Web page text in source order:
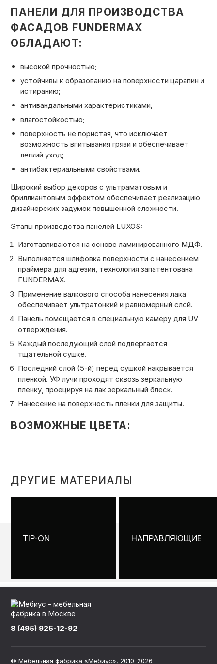
ПАНЕЛИ ДЛЯ ПРОИЗВОДСТВА
ФАСАДОВ FUNDERMAX
ОБЛАДАЮТ:
высокой прочностью;
устойчивы к образованию на поверхности царапин и
истиранию;
антивандальными характеристиками;
влагостойкостью;
поверхность не пористая, что исключает
возможность впитывания грязи и обеспечивает
легкий уход;
антибактериальными свойствами.
Широкий выбор декоров с ультраматовым и
бриллиантовым эффектом обеспечивает реализацию
дизайнерских задумок повышенной сложности.
Этапы производства панелей LUXOS:
Изготавливаются на основе ламинированного МДФ.
Выполняется шлифовка поверхности с нанесением
праймера для адгезии, технология запатентована
FUNDERMAX.
Применение валкового способа нанесения лака
обеспечивает ультратонкий и равномерный слой.
Панель помещается в специальную камеру для UV
отверждения.
Каждый последующий слой подвергается
тщательной сушке.
Последний слой (5-й) перед сушкой накрывается
пленкой. УФ лучи проходят сквозь зеркальную
пленку, проецируя на лак зеркальный блеск.
Нанесение на поверхность пленки для защиты.
ВОЗМОЖНЫЕ ЦВЕТА:
ДРУГИЕ МАТЕРИАЛЫ
TIP-ON НАПРАВЛЯЮЩИЕ
8 (495) 925-12-92
©Мебельная фабрика «Мебиус», 2010-2026